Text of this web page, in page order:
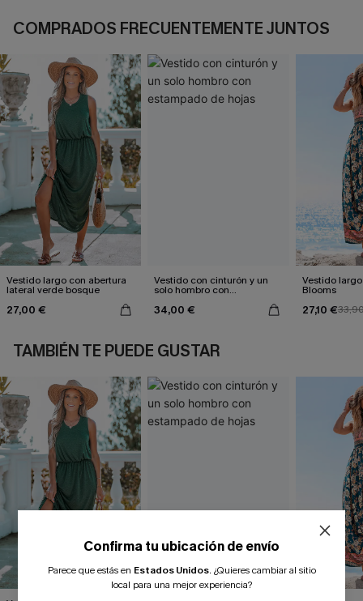
COMPRADOS FRECUENTEMENTE JUNTOS
Vestido largo con abertura
lateral verde bosque
27,00 €
Vestido con cinturón y un
solo hombro con
34,00 €
Vestido
Blooms
27,10 €
TAMBIÉN TE PUEDE GUSTAR
Confirma tu ubicación de envío
Parece que estás en Estados Unidos. ¿Quieres cambiar al sitio
local para una mejor experiencia?
¿NUEVO EN CUPSHE?